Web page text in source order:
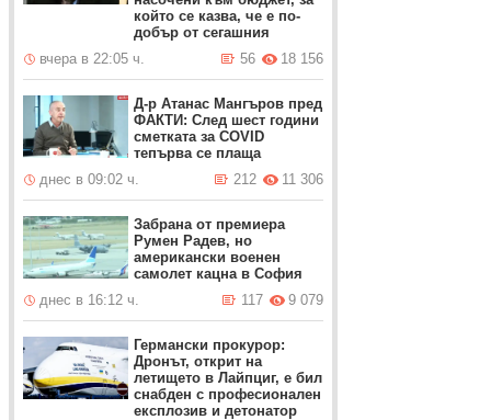
който се казва, че е по-
добър от сегашния
вчера в 22:05 ч.
18 156
56
Д-р Атанас Мангъров пред
ФАКТИ: След шест години
сметката за COVID
тепърва се плаща
днес в 09:02 ч.
11 306
212
Забрана от премиера
Румен Радев, но
американски военен
самолет кацна в София
днес в 16:12 ч.
9 079
117
Германски прокурор:
Дронът, открит на
летището в Лайпциг, е бил
снабден с професионален
експлозив и детонатор